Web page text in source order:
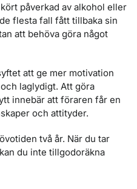
påverkad av alkohol eller
flesta fall fått tillbaka sin
att behöva göra något
att ge mer motivation
laglydigt. Att göra
innebär att föraren får en
och attityder.
två år. När du tar
du inte tillgodoräkna